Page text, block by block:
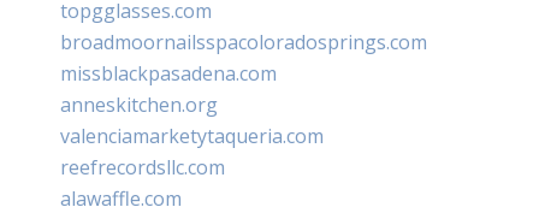
topgglasses.com
broadmoornailsspacoloradosprings.com
missblackpasadena.com
anneskitchen.org
valenciamarketytaqueria.com
reefrecordsllc.com
alawaffle.com